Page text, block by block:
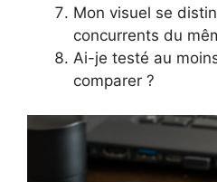
Mon visuel se
concurrents du
Ai-je testé au
comparer ?